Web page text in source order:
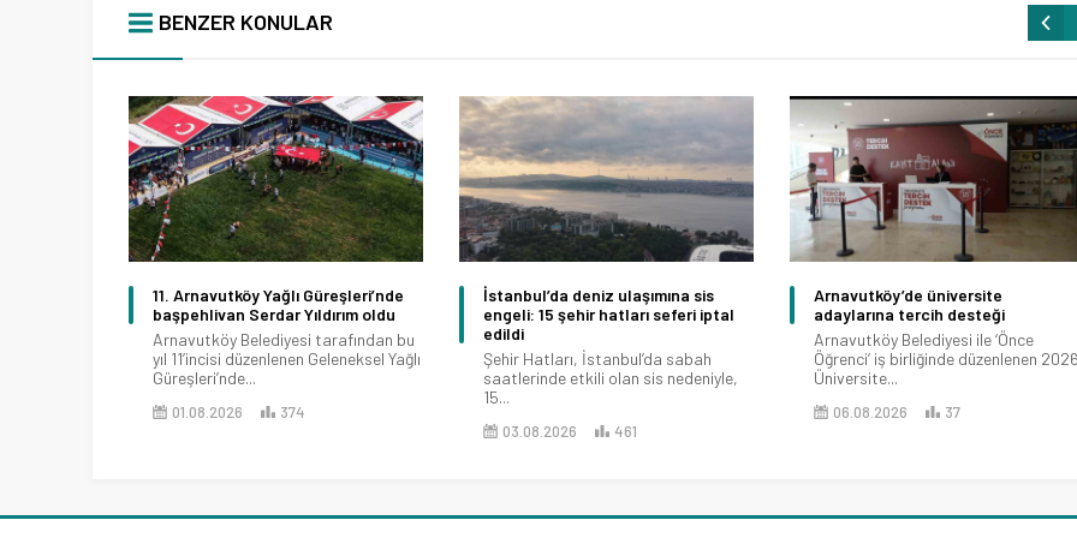
BENZER KONULAR
11. Arnavutköy Yağlı Güreşleri’nde
başpehlivan Serdar Yıldırım oldu
Arnavutköy Belediyesi tarafından bu
yıl 11’incisi düzenlenen Geleneksel Yağlı
Güreşleri’nde...
01.08.2026 374
İstanbul’da deniz ulaşımına sis
engeli: 15 şehir hatları seferi iptal
edildi
Şehir Hatları, İstanbul’da sabah
saatlerinde etkili olan sis nedeniyle,
15...
03.08.2026 461
Arnavutköy’de üniversite
adaylarına tercih desteği
Arnavutköy Belediyesi ile ‘Önce
Öğrenci’ iş birliğinde düzenlenen 2026
Üniversite...
06.08.2026 37